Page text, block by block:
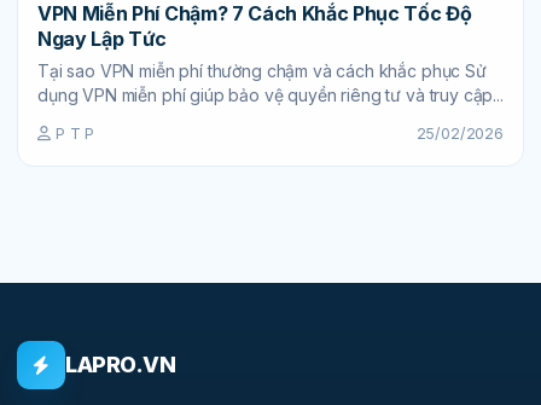
VPN Miễn Phí Chậm? 7 Cách Khắc Phục Tốc Độ
Ngay Lập Tức
Tại sao VPN miễn phí thường chậm và cách khắc phục Sử
dụng VPN miễn phí giúp bảo vệ quyền riêng tư và truy cập...
P T P 25/02/2026
LAPRO.VN